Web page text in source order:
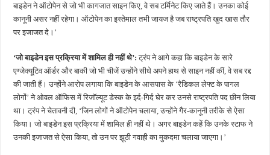
बाइडेन ने ऑटोपेन से जो भी कागजात साइन किए, वे सब टर्मिनेट किए जाते हैं। उनका कोई
कानूनी असर नहीं रहेगा। ऑटोपेन का इस्तेमाल तभी जायज है जब राष्ट्रपति खुद खास तौर
पर इजाजत दे।’
‘जो बाइडेन इस प्रक्रिया में शामिल ही नहीं थे’:ट्रंप ने आगे कहा कि बाइडेन के सारे
एग्जेक्यूटिव ऑर्डर और बाकी जो भी चीजें उन्होंने सीधे अपने हाथ से साइन नहीं कीं, वे सब रद्द
की जाती हैं। उन्होंने आरोप लगाया कि बाइडेन के आसपास के ‘रैडिकल लेफ्ट के पागल
लोगों’ ने ओवल ऑफिस में रिजॉल्यूट डेस्क के इर्द-गिर्द घेर कर उनसे राष्ट्रपति पद छीन लिया
था। ट्रंप ने चेतावनी दी, ‘जिन लोगों ने ऑटोपेन चलाया, उन्होंने गैर-कानूनी तरीके से ऐसा
किया। जो बाइडेन इस प्रक्रिया में शामिल ही नहीं थे। अगर बाइडेन कहें कि उनके स्टाफ ने
उनकी इजाजत से ऐसा किया, तो उन पर झूठी गवाही का मुकदमा चलाया जाएगा।’